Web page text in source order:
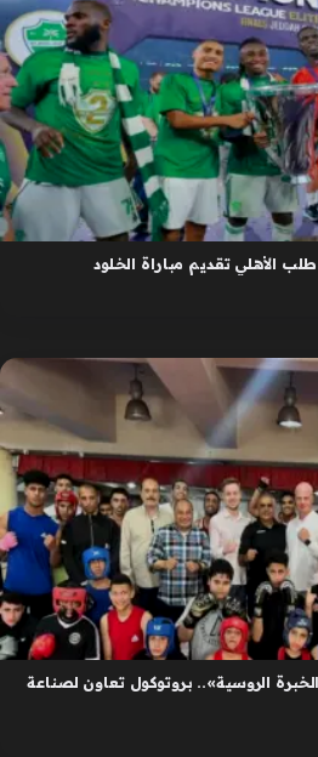
الأهلي تقديم مباراة الخلود
الروسية».. بروتوكول تعاون لصناعة